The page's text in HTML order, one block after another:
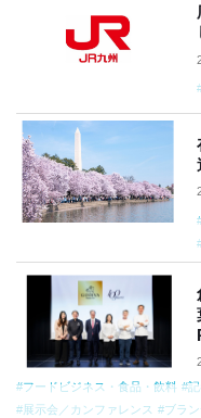
フードビジネス・食品・飲料
展示会／カンファレンス
ブラ